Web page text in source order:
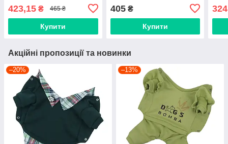
423,15 ₴ 465 ₴
Купити
405₴
Купити
324
Акційні пропозиції та новинки
–20% –13%